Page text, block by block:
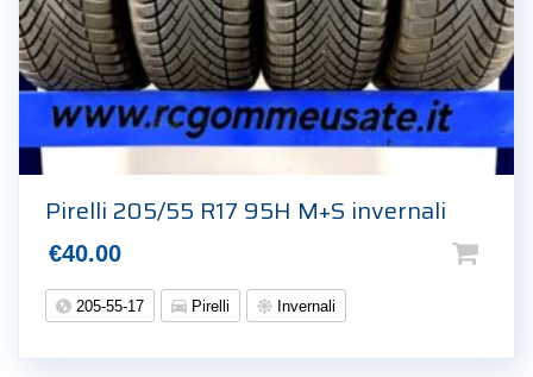
Pirelli 205/55 R17 95H M+S invernali
€40.00
205-55-17 Pirelli Invernali